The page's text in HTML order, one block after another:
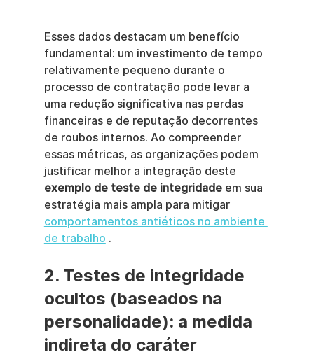
Esses dados destacam um benefício
fundamental: um investimento de tempo
relativamente pequeno durante o
processo de contratação pode levar a
uma redução significativa nas perdas
financeiras e de reputação decorrentes
de roubos internos. Ao compreender
essas métricas, as organizações podem
justificar melhor a integração deste
exemplo de teste de integridade em sua
estratégia mais ampla para mitigar
comportamentos antiéticos no ambiente
de trabalho .
2. Testes de integridade
ocultos (baseados na
personalidade): a medida
indireta do caráter